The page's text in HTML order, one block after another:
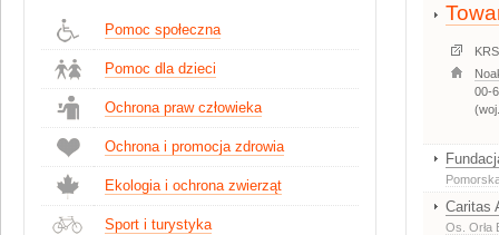
Pomoc społeczna
Pomoc dla dzieci
Ochrona praw człowieka
Ochrona i promocja zdrowia
Ekologia i ochrona zwierząt
Sport i turystyka
00-
Caritas
Os. Orła